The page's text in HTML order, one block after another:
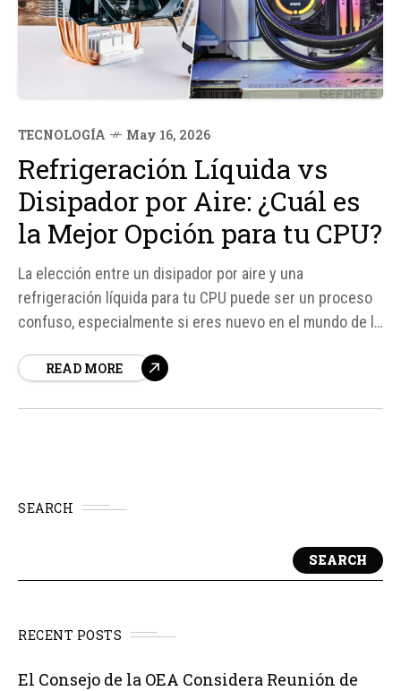
TECNOLOGÍA May 16, 2026
Refrigeración Líquida vs
Disipador por Aire: ¿Cuál es
la Mejor Opción para tu CPU?
La elección entre un disipador por aire y una
refrigeración líquida para tu CPU puede ser un proceso
confuso, especialmente si eres nuevo en el mundo de la
desventajas, y la decisión final depende de tus
READ MORE
SEARCH
SEARCH
RECENT POSTS
El Consejo de la OEA Considera Reunión de